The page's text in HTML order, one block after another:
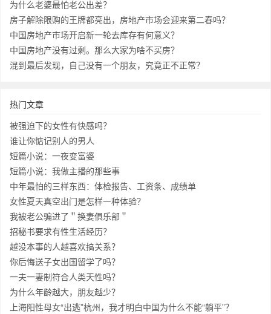
为什么老婆最怕老公出差？
房子解除限购的王牌都亮出，房地产市场会迎来第二春吗？
中国房地产市场开启新一轮去库存有何意义？
中国房地产没有过剩。那么大家为啥不买房？
混到最后发现，自己没有一个朋友，究竟正不正常？
热门文章
被强迫下的女性有快感吗？
谁让你惦记别人的男人
短篇小说：一夜变富婆
短篇小说：我做主播的那些事
中年最怕的三样东西：体检报告、工资条、成绩单
女性夏天真空出门是怎样一种体验？
我被老公骗进了＂换妻俱乐部＂
招秘书要求有性生活经历？
越没本事的人越喜欢搞关系？
你后悔送子女出国留学了吗？
一夫一妻制符合人类天性吗？
为什么年龄越大，朋友越少？
上海阳性母女“出逃”杭州，我才明白中国为什么不能“躺平”？